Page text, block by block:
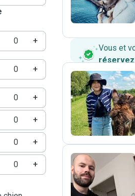
+
+
+
+
+
+
Vous et
réservez
N
B